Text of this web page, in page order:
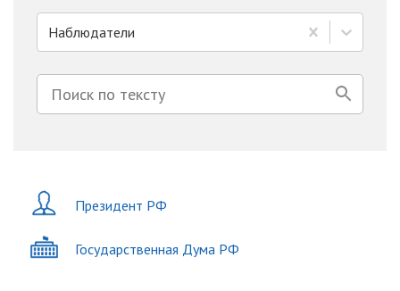
Наблюдатели
Президент РФ
Государственная Дума РФ